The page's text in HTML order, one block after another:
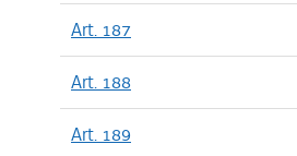
Art. 187
Art. 188
Art. 189